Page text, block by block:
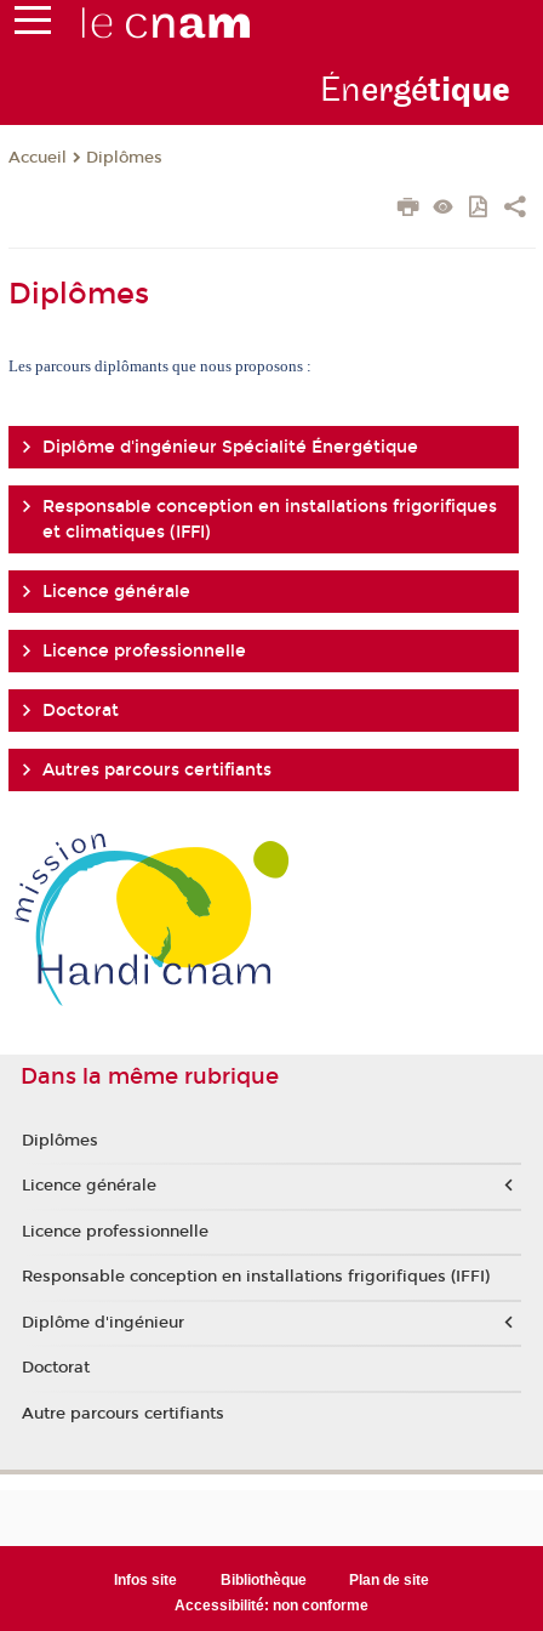
Énergétique
Accueil Diplômes
Diplômes
Les parcours diplômants que nous proposons :
Diplôme d'ingénieur Spécialité Énergétique
Responsable conception en installations frigorifiques
et climatiques (IFFI)
Licence générale
Licence professionnelle
Doctorat
Autres parcours certifiants
Dans la même rubrique
Diplômes
Licence générale
Licence professionnelle
Responsable conception en installations frigorifiques (IFFI)
Diplôme d'ingénieur
Doctorat
Autre parcours certifiants
Infos site Bibliothèque
Plan de site
Accessibilité: non conforme